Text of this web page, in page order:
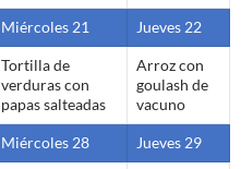
Miércoles 21 Jueves 22
Tortilla de
verduras con
papas salteadas
Arroz con
goulash de
vacuno
Miércoles 28 Jueves 29